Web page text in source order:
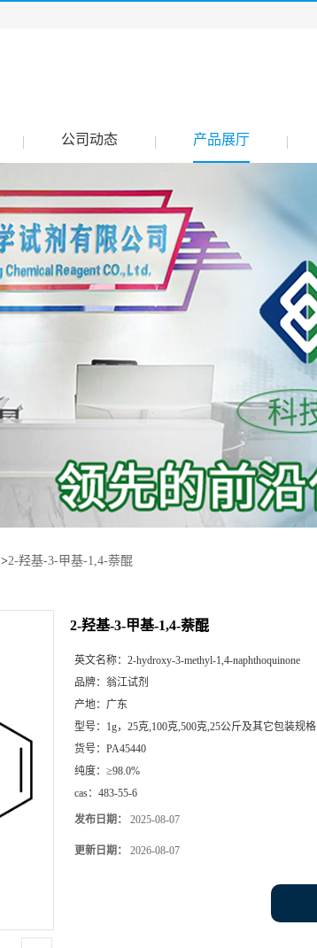
公司动态 产品展厅
>2-羟基-3-甲基-1,4-萘醌
2-羟基-3-甲基-1,4-萘醌
英文名称： 2-hydroxy-3-methyl-1,4-naphthoquinone
品牌： 翁江试剂
产地： 广东
型号： 1g，25克,100克,500克,25公斤及其它包装规格
货号： PA45440
纯度： ≥98.0%
cas： 483-55-6
发布日期： 2025-08-07
更新日期： 2026-08-07